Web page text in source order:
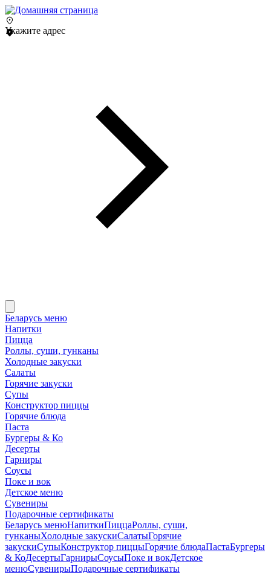
Укажите адрес
Беларусь меню
Напитки
Пицца
Роллы, суши, гунканы
Холодные закуски
Салаты
Горячие закуски
Супы
Конструктор пиццы
Горячие блюда
Паста
Бургеры & Ко
Десерты
Гарниры
Соусы
Поке и вок
Детское меню
Сувениры
Подарочные сертификаты
Беларусь менюНапиткиПиццаРоллы, суши,
гунканыХолодные закускиСалатыГорячие
закускиСупыКонструктор пиццыГорячие блюдаПастаБургеры
& КоДесертыГарнирыСоусыПоке и вокДетское
менюСувенирыПодарочные сертификаты